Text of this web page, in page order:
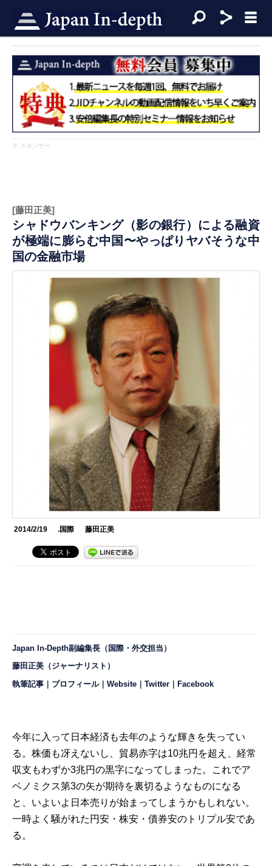
※ スポンサー
[藤田正美]
シャドウバンキング（影の銀行）による融資
が極端に膨らむ中国〜やっぱりヤバそうな中
国の金融市場
2014/2/19 .国際 藤田正美
Japan In-Depth副編集長（国際・外交担当）
藤田正美（ジャーナリスト）
執筆記事 ｜ プロフィール｜Website ｜Twitter ｜Facebook
今年に入って日本経済も去年のような輝きを失ってい
る。株価も冴えないし、貿易赤字は10兆円を超え、経常
収支もわずか3兆円の黒字になってしまった。これでア
ベノミクス第3の矢が期待を裏切るようなものになる
と、いよいよ日本売りが始まってしまうかもしれない。
一時よく騒がれた円安・株安・債券安のトリプル安であ
る。